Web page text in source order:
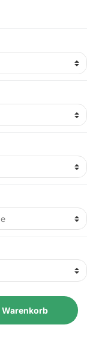
quantity
Warenkorb